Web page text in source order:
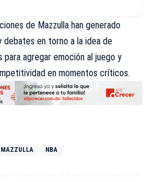
de Mazzulla han generado
debates en torno a la idea de
para agregar emoción al juego y
en momentos críticos.
MAZZULLA NBA